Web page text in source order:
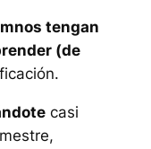
tengan
(de
casi